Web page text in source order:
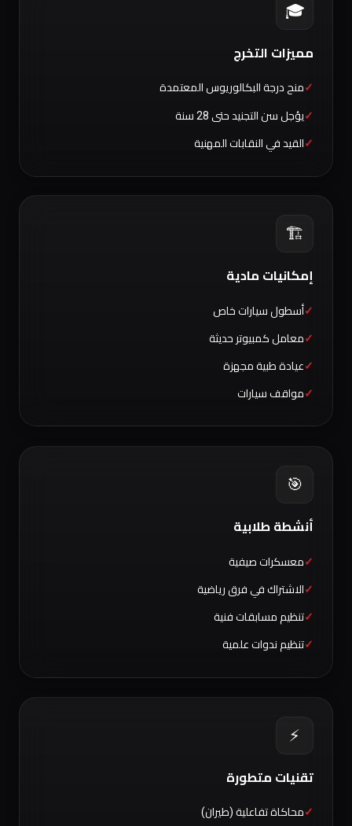
🎓
مميزات التخرج
منح درجة البكالوريوس المعتمدة
يؤجل سن التجنيد حتى 28 سنة
القيد في النقابات المهنية
🏗️
إمكانيات مادية
أسطول سيارات خاص
معامل كمبيوتر حديثة
عيادة طبية مجهزة
مواقف سيارات
🎯
أنشطة طلابية
معسكرات صيفية
الاشتراك في فرق رياضية
تنظيم مسابقات فنية
تنظيم ندوات علمية
⚡
تقنيات متطورة
محاكاة تفاعلية (طيران)